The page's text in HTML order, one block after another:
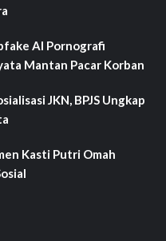
AI Pornografi
Mantan Pacar Korban
JKN, BPJS Ungkap
Kasti Putri Omah